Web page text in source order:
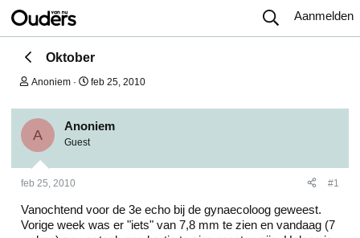
Aanmelden
Oktober
O
d
e
r
p
t
a
Anoniem
S
a
d
t
feb 25, 2010
A
Anoniem
Guest
feb 25, 2010 #1
Vanochtend voor de 3e echo bij de gynaecoloog geweest.
Vorige week was er "iets" van 7,8 mm te zien en vandaag (7